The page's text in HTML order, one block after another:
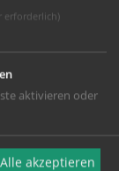
zurück
erforderlich)
aktivieren oder
Alle akzeptieren